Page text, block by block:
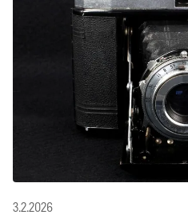
3.2.2026